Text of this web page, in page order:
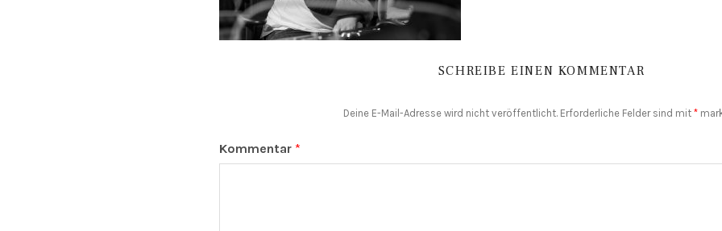
SCHREIBE EINEN KOMMENTAR
Deine E-Mail-Adresse wird nicht veröffentlicht. Erforderliche Felder sind mit *
Kommentar *